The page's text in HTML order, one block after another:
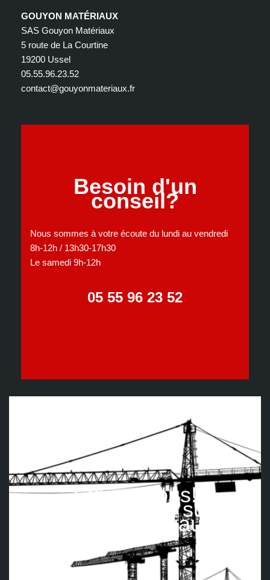
GOUYON MATÉRIAUX
SAS Gouyon Matériaux
5 route de La Courtine
19200 Ussel
05.55.96.23.52
contact@gouyonmateriaux.fr
Besoin d'un
conseil?
Nous sommes à votre écoute du lundi au vendredi
8h-12h / 13h30-17h30
Le samedi 9h-12h
05 55 96 23 52
Suivez nous!
Retrouvez-nous sur les
réseaux sociaux